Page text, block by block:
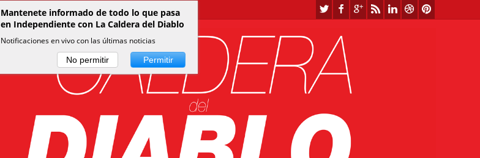
Mantenete informado de todo lo que pasa
en Independiente con La Caldera del Diablo
Notificaciones en vivo con las últimas noticias
No permitir Permitir